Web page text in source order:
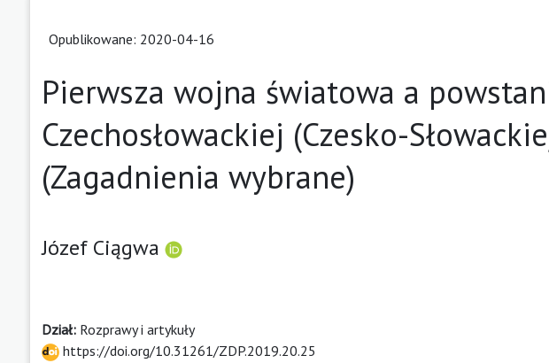
Opublikowane: 2020-04-16
Pierwsza wojna światowa a
Czechosłowackiej (Czesko-
(Zagadnienia wybrane)
Józef Ciągwa
Dział: Rozprawy i artykuły
https://doi.org/10.31261/ZDP.2019.20.25